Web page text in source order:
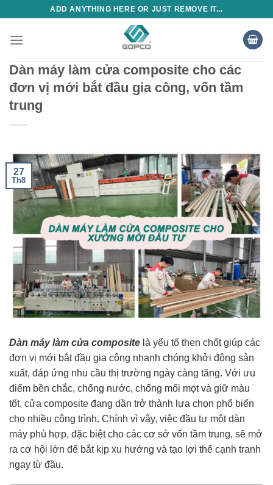
content
ADD ANYTHING HERE OR JUST REMOVE IT...
Dàn máy làm cửa composite cho các
đơn vị mới bắt đầu gia công, vốn tầm
trung
27
Th8
Dàn máy làm cửa composite là yếu tố then chốt giúp các
đơn vị mới bắt đầu gia công nhanh chóng khởi động sản
xuất, đáp ứng nhu cầu thị trường ngày càng tăng. Với ưu
điểm bền chắc, chống nước, chống mối mọt và giữ màu
tốt, cửa composite đang dần trở thành lựa chọn phổ biến
cho nhiều công trình. Chính vì vậy, việc đầu tư một dàn
máy phù hợp, đặc biệt cho các cơ sở vốn tầm trung, sẽ mở
ra cơ hội lớn để bắt kịp xu hướng và tạo lợi thế cạnh tranh
ngay từ đầu.